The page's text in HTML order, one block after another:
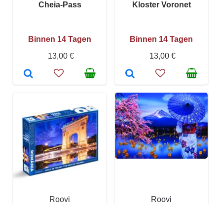
Cheia-Pass
Binnen 14 Tagen
13,00 €
Kloster Voronet
Binnen 14 Tagen
13,00 €
Roovi
Roovi